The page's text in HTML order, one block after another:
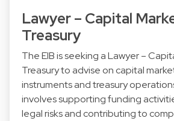
Lawyer – Capital
Treasury
The EIB is seeking a Lawyer –
Treasury to advise on capital
instruments and treasury
involves supporting funding
legal risks and contributing to